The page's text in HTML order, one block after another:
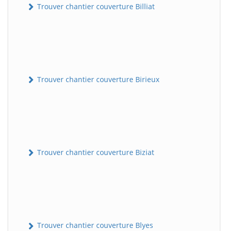
Trouver chantier couverture Billiat
Trouver chantier couverture Birieux
Trouver chantier couverture Biziat
Trouver chantier couverture Blyes